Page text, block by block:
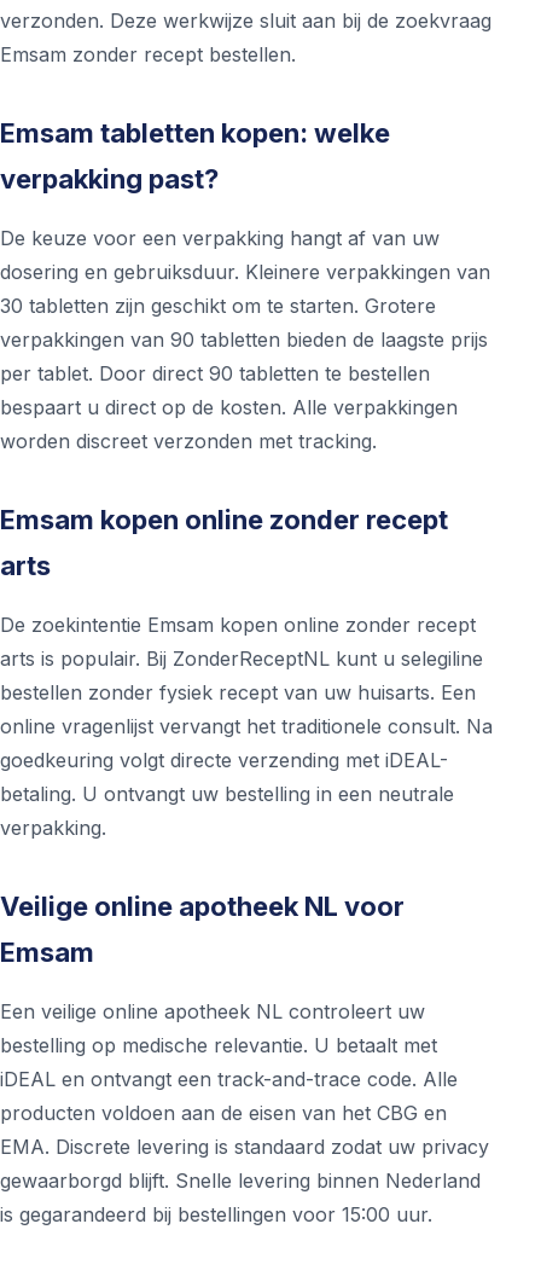
verzonden. Deze werkwijze sluit aan bij de zoekvraag
Emsam zonder recept bestellen.
Emsam tabletten kopen: welke
verpakking past?
De keuze voor een verpakking hangt af van uw
dosering en gebruiksduur. Kleinere verpakkingen van
30 tabletten zijn geschikt om te starten. Grotere
verpakkingen van 90 tabletten bieden de laagste prijs
per tablet. Door direct 90 tabletten te bestellen
bespaart u direct op de kosten. Alle verpakkingen
worden discreet verzonden met tracking.
Emsam kopen online zonder recept
arts
De zoekintentie Emsam kopen online zonder recept
arts is populair. Bij ZonderReceptNL kunt u selegiline
bestellen zonder fysiek recept van uw huisarts. Een
online vragenlijst vervangt het traditionele consult. Na
goedkeuring volgt directe verzending met iDEAL-
betaling. U ontvangt uw bestelling in een neutrale
verpakking.
Veilige online apotheek NL voor
Emsam
Een veilige online apotheek NL controleert uw
bestelling op medische relevantie. U betaalt met
iDEAL en ontvangt een track-and-trace code. Alle
producten voldoen aan de eisen van het CBG en
EMA. Discrete levering is standaard zodat uw privacy
gewaarborgd blijft. Snelle levering binnen Nederland
is gegarandeerd bij bestellingen voor 15:00 uur.